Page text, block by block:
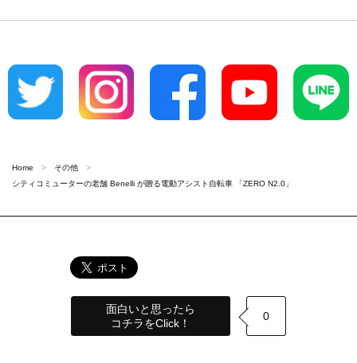
Home
その他
シティコミューターの老舗 Benelli が贈る電動アシスト自転車 「ZERO N2.0」
面白いと思ったら
コチラをClick！
0